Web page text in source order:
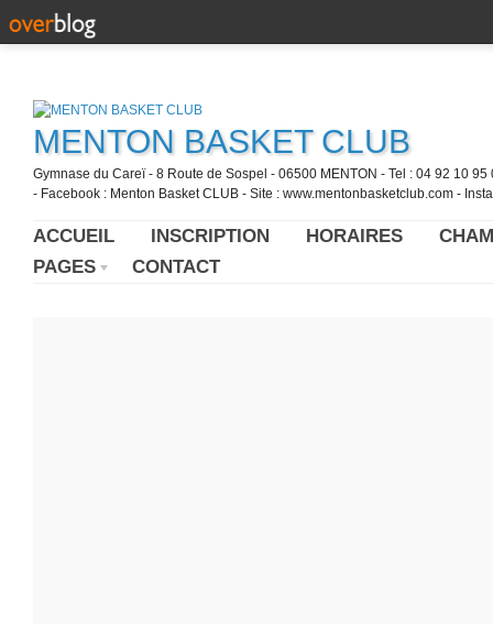
MENTON BASKET CLUB
Gymnase du Careï - 8 Route de Sospel - 06500 MENTON - Tel : 04 92 10
- Facebook : Menton Basket CLUB - Site : www.mentonbasketclub.com -
ACCUEIL INSCRIPTION HORAIRES
PAGES
CONTACT